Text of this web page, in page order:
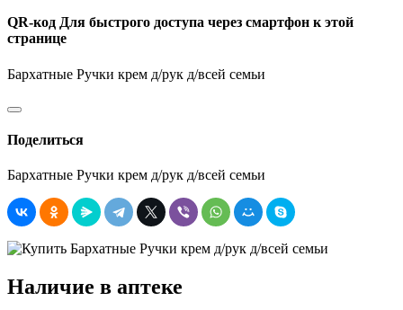
QR-код Для быстрого доступа через смартфон к этой
странице
Бархатные Ручки крем д/рук д/всей семьи
Поделиться
Бархатные Ручки крем д/рук д/всей семьи
Наличие в аптеке